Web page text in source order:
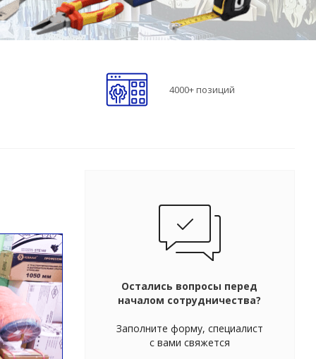
4000+ позиций
Остались вопросы перед
началом сотрудничества?
Заполните форму, специалист
с вами свяжется